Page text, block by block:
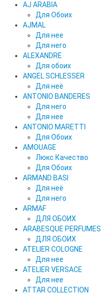
AJ ARABIA
Для Обоих
AJMAL
Для нее
Для него
ALEXANDRE
Для обоих
ANGEL SCHLESSER
Для неё
ANTONIO BANDERES
Для него
Для нее
ANTONIO MARETTI
Для Обоих
AMOUAGE
Люкс Качество
Для Обоих
ARMAND BASI
Для неё
Для него
ARMAF
ДЛЯ ОБОИХ
ARABESQUE PERFUMES
ДЛЯ ОБОИХ
ATELIER COLOGNE
Для нее
ATELIER VERSACE
Для нее
ATTAR COLLECTION